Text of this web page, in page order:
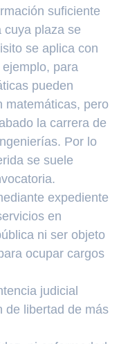
suficiente
cuya plaza se
se aplica con
para
pueden
matemáticas, pero
la carrera de
Por lo
se suele
expediente
en
ni ser objeto
ocupar cargos
judicial
de libertad de más